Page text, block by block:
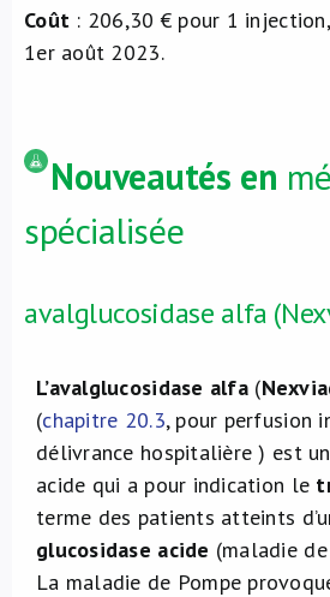
Coût : 206,30 € pour 1
1er août 2023.
Nouveautés en
spécialisée
avalglucosidase alfa
L’avalglucosidase alfa(
(chapitre 20.3, pour perfusion
délivrance hospitalière ) est
acide qui a pour indication le
terme des patients atteints
glucosidase acide (maladie
La maladie de Pompe